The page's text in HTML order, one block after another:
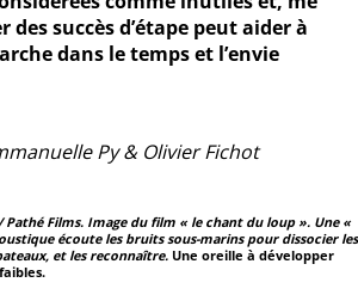
des succès d’étape peut aider à
dans le temps et l’envie
Py & Olivier Fichot
Films. Image du film « le chant du loup ». Une «
écoute les bruits sous-marins pour dissocier les
et les reconnaître. Une oreille à développer